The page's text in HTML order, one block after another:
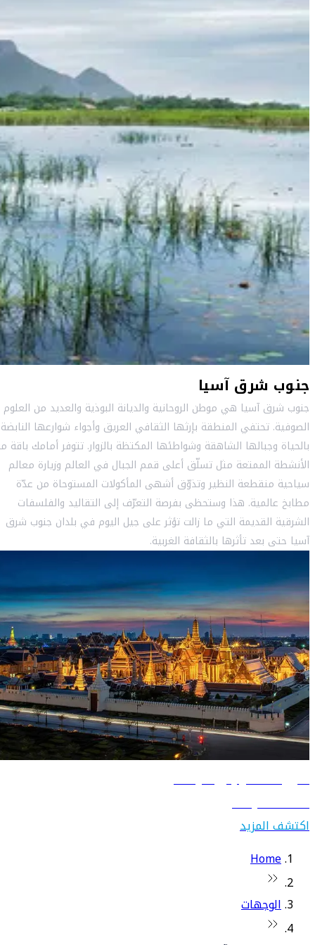
جنوب شرق آسيا
جنوب شرق آسيا هي موطن الروحانية والديانة البوذية والعديد من العلوم
الصوفية. تحتفي المنطقة بإرثها الثقافي العريق وأجواء شوارعها النابضة
بالحياة وجبالها الشاهقة وشواطئها المكتظة بالزوار. تتوفر أمامك باقة
الأنشطة الممتعة مثل تسلّق أعلى قمم الجبال في العالم وزيارة معالم
سياحية منقطعة النظير وتذوّق أشهى المأكولات المستوحاة من عدّة
مطابخ عالمية. هذا وستحظى بفرصة التعرّف إلى التقاليد والفلسفات
الشرقية القديمة التي ما زالت تؤثر على جيل اليوم في بلدان جنوب شرق
آسيا حتى بعد تأثرها بالثقافة الغربية.
دليل السفر إلى تايلاند
اكتشف تايلاند
اكتشف المزيد
Home
الوجهات